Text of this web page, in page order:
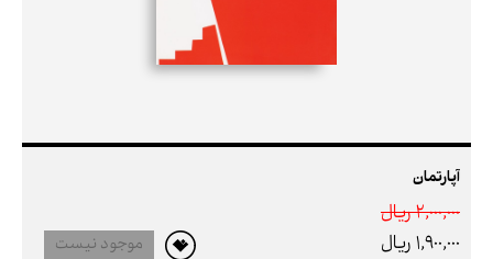
آپارتمان
2,000,000 ريال
1,900,000 ريال
موجود نیست